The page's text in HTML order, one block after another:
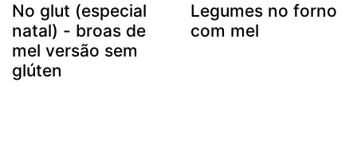
No glut (especial
natal) - broas de
mel versão sem
glúten
Legumes no forno
com mel